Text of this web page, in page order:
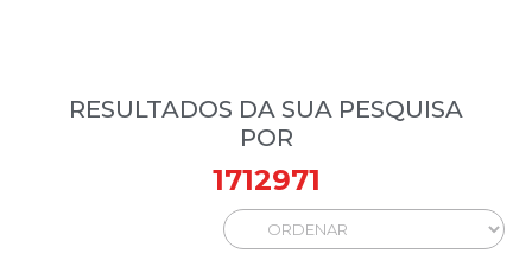
RESULTADOS DA SUA PESQUISA
POR
1712971